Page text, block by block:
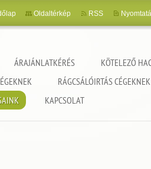
ÁRAJÁNLATKÉRÉS
KÖTELEZŐ
RÁGCSÁLÓIRTÁS CÉGEKNEK
KAPCSOLAT
Oldaltérkép RSS